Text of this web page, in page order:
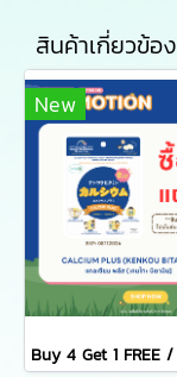
สินค้าเกี่ยวข้อง
New